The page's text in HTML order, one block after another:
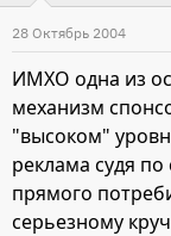
28 Октябрь 2004
ИМХО одна из
механизм
"высоком"
реклама судя
прямого
серьезному